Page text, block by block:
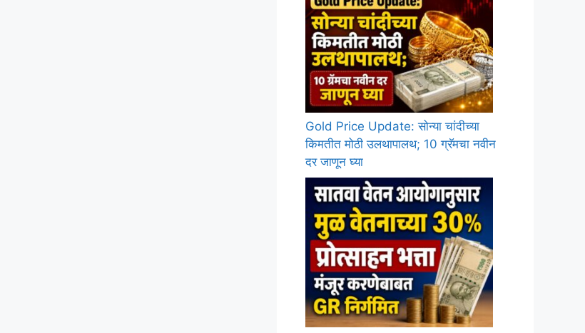
Gold Price Update: सोन्या चांदीच्या
किमतीत मोठी उलथापालथ; 10 ग्रॅमचा नवीन
दर जाणून घ्या